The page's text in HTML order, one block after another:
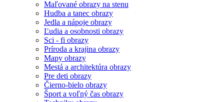
Maľované obrazy na stenu
Hudba a tanec obrazy
Jedla a nápoje obrazy
Ľudia a osobnosti obrazy
Sci - fi obrazy
Príroda a krajina obrazy
Mapy obrazy
Mestá a architektúra obrazy
Pre deti obrazy
Čierno-bielo obrazy
Šport a voľný čas obrazy